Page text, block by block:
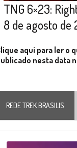
TNG 6×23:
8 de agosto de
aqui para ler o
nesta data
REDE TREK BRASILIS